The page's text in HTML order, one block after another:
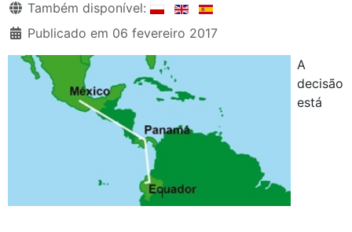
Detalhes
Também disponível:
Publicado em 06 fevereiro 2017
A
decisão
está